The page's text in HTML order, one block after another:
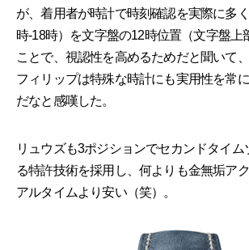
が、着用者が時計で時刻確認を実際に多
時-18時）を文字盤の12時位置（文字盤上
ことで、視認性を高めるためだと聞いて
フィリップは特殊な時計にも実用性を常
だなと感嘆した。
リュウズも3ポジションでセカンドタイム
る特許技術を採用し、何よりも金無垢ア
アルタイムより安い（笑）。